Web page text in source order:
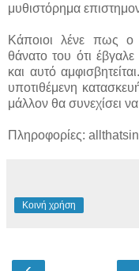
μυθιστόρημα
Κάποιοι λένε πως ο
θάνατο του ότι
και αυτό
υποτιθέμενη
μάλλον θα συνεχίσει να
Πληροφορίες:
Κοινή χρήση